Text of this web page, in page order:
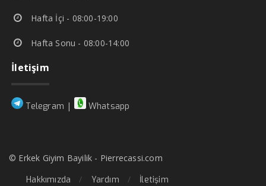
Hafta İçi - 08:00-19:00
Hafta Sonu - 08:00-14:00
İletişim
Telegram | Whatsapp
© Erkek Giyim Bayilik - Pierrecassi.com
Hakkımızda
Yardım İletişim